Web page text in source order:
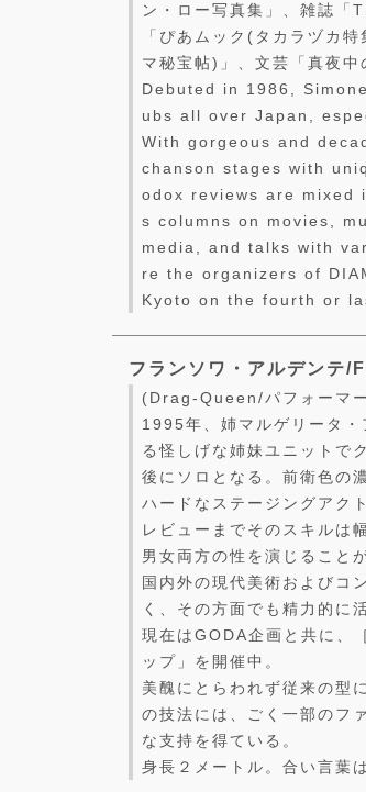
ン・ロー写真集」、雑誌「
「ぴあムック(タカラヅカ
マ秘宝帖)」、文芸「真夜中
Debuted in 1986,
ubs all over Japan,
With gorgeous and
chanson stages with
odox reviews are mixed
s columns on movies,
media, and talks with
re the organizers of
Kyoto on the fourth or
フランソワ・アルデン
(Drag-Queen/パフォーマ
1995年、姉マルゲリータ・
る怪しげな姉妹ユニットで
後にソロとなる。前衛色の
ハードなステージングアク
レビューまでそのスキルは
男女両方の性を演じること
国内外の現代美術およびコ
く、その方面でも精力的に
現在はGODA企画と共に、
ップ」を開催中。
美醜にとらわれず従来の型
の技法には、ごく一部のフ
な支持を得ている。
身長２メートル。合い言葉